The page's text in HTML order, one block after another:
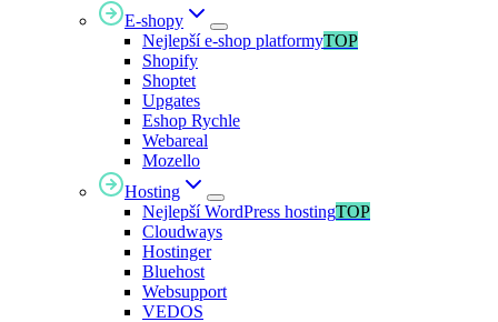
E-shopy
Nejlepší e-shop platformyTOP
Shopify
Shoptet
Upgates
Eshop Rychle
Webareal
Mozello
Hosting
Nejlepší WordPress hostingTOP
Cloudways
Hostinger
Bluehost
Websupport
VEDOS